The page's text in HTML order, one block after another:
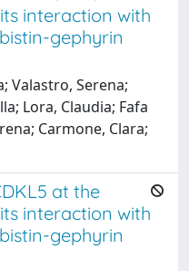
interaction with
gephyrin
Valastro, Serena;
Lora, Claudia; Fafa
Carmone, Clara;
at the
interaction with
gephyrin